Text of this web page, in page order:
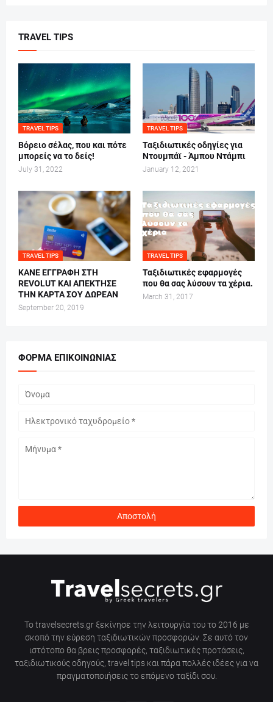
TRAVEL TIPS
TRAVEL TIPS
Βόρειο σέλας, που και πότε
μπορείς να το δείς!
July 31, 2022
TRAVEL TIPS
Ταξιδιωτικές οδηγίες για
Ντουμπάϊ - Άμπου Ντάμπι
January 12, 2021
TRAVEL TIPS
ΚΑΝΕ ΕΓΓΡΑΦΗ ΣΤΗ
REVOLUT ΚΑΙ ΑΠΕΚΤΗΣΕ
ΤΗΝ ΚΑΡΤΑ ΣΟΥ ΔΩΡΕΑΝ
September 20, 2019
TRAVEL TIPS
Ταξιδιωτικές εφαρμογές
που θα σας λύσουν τα χέρια.
March 31, 2017
ΦΌΡΜΑ ΕΠΙΚΟΙΝΩΝΊΑΣ
Το travelsecrets.gr ξεκίνησε την λειτουργία του το 2016 με
σκοπό την εύρεση ταξιδιωτικών προσφορών. Σε αυτό τον
ιστότοπο θα βρεις προσφορές, ταξιδιωτικές προτάσεις,
ταξιδιωτικούς οδηγούς, travel tips και πάρα πολλές ιδέες για να
πραγματοποιήσεις το επόμενο ταξίδι σου.